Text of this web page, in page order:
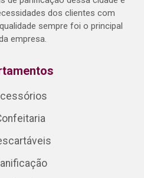
dos clientes com
sempre foi o principal
empresa.